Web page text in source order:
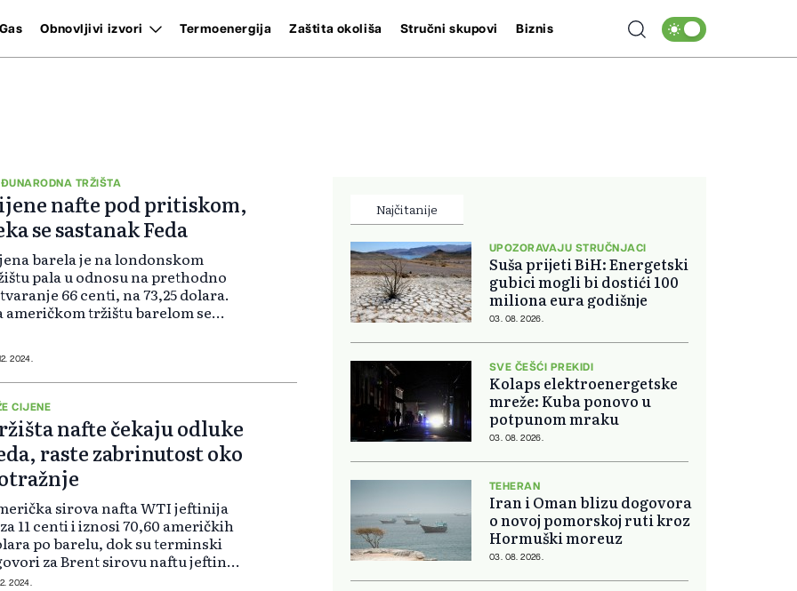
Gas Obnovljivi izvori Termoenergija Zaštita okoliša Stručni skupovi Biznis
TRŽIŠTA
nafte pod pritiskom,
se sastanak Feda
barela je na londonskom
pala u odnosu na prethodno
66 centi, na 73,25 dolara.
američkom tržištu barelom se
prošlosedmičnog rasta od
2024.
CIJENE
nafte čekaju odluke
raste zabrinutost oko
sirova nafta WTI jeftinija
11 centi i iznosi 70,60 američkih
po barelu, dok su terminski
za Brent sirovu naftu jeftiniji
centi, te iznose 73,85 dolara
2024.
Najčitanije
UPOZORAVAJU STRUČNJACI
Suša prijeti BiH: Energetski
gubici mogli bi dostići 100
miliona eura godišnje
03. 08. 2026.
SVE ČEŠĆI PREKIDI
Kolaps elektroenergetske
mreže: Kuba ponovo u
potpunom mraku
03. 08. 2026.
TEHERAN
Iran i Oman blizu dogovora
o novoj pomorskoj ruti kroz
Hormuški moreuz
03. 08. 2026.